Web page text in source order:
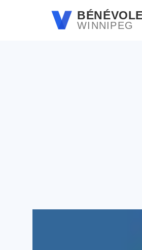
Passer au contenu principal
WINNIPEG